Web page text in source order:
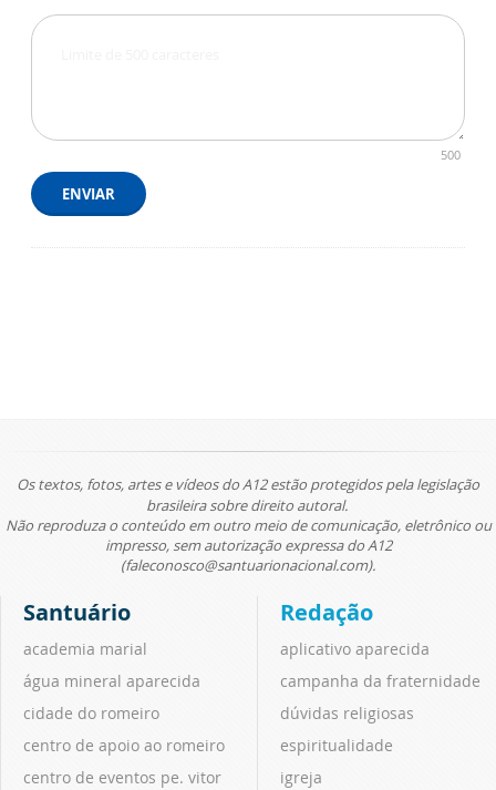
500
ENVIAR
Os textos, fotos, artes e vídeos do A12 estão protegidos pela legislação
brasileira sobre direito autoral.
Não reproduza o conteúdo em outro meio de comunicação, eletrônico ou
impresso, sem autorização expressa do A12
(faleconosco@santuarionacional.com).
Santuário
academia marial
água mineral aparecida
cidade do romeiro
centro de apoio ao romeiro
centro de eventos pe. vitor
Redação
aplicativo aparecida
campanha da fraternidade
dúvidas religiosas
espiritualidade
igreja